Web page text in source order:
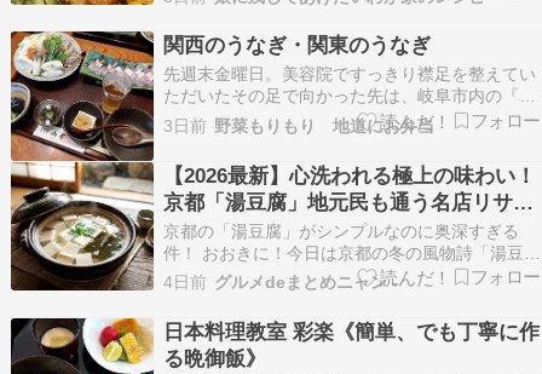
噌汁今日は奈良県にある宇陀市へお出かけして来
ました♪最初に道の駅「宇陀路、大宇陀」へ！こ
じんまりとした道の駅ですが大河ドラマの影響な
のか？…
関西のうなぎ・関東のうなぎ
先週末金曜日。美容院ですっきり襟足を整えてい
ただいたその足で向かった先は、岐阜市内の『山
居』さん。毎年この頃、浴衣で美容院に行くのが
恒例となりつつあります。主人の角帯を片ばさみ
に整えて、車でほんの20分ほど。世間が盛り上が
っていた土用鰻とはちょっと遅れて、う鍋を楽し
みます。夏の…
3日前 野菜もりもり 地道にお弁当
【2026最新】心洗われる極上の味わい！
京都「湯豆腐」地元民も通う名店リサー
チまとめ！ ＃和食
京都の「湯豆腐」がシンプルなのに奥深すぎる
件！ おおきに！今日は京都の冬の風物詩「湯豆
腐」を徹底リサーチしたで！ SNSやネットの口コ
ミを調べると、「大豆の甘みと昆布出汁の香りが
別次元！」という感動の声が圧倒的や。 なめらか
な絹ごし豆腐と極上のお出汁！ この湯豆腐の特徴
は、なんと…
4日前 グルメdeまとめニャン -
日本料理教室 彩楽《簡単、でも丁寧に作
る晩御飯》